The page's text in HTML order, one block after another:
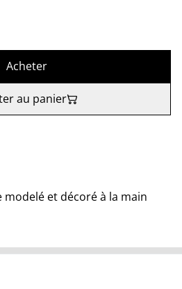
Acheter
au panier
modelé et décoré à la main